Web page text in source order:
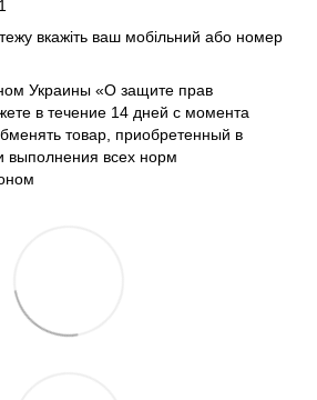
вкажіть ваш мобільний або номер
Украины «О защите прав
в течение 14 дней с момента
товар, приобретенный в
выполнения всех норм